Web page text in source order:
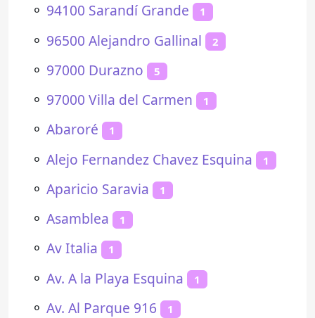
⚬ 94100 Sarandí Grande 1
⚬ 96500 Alejandro Gallinal 2
⚬ 97000 Durazno 5
⚬ 97000 Villa del Carmen 1
⚬ Abaroré 1
⚬ Alejo Fernandez Chavez Esquina 1
⚬ Aparicio Saravia 1
⚬ Asamblea 1
⚬ Av Italia 1
⚬ Av. A la Playa Esquina 1
⚬ Av. Al Parque 916 1